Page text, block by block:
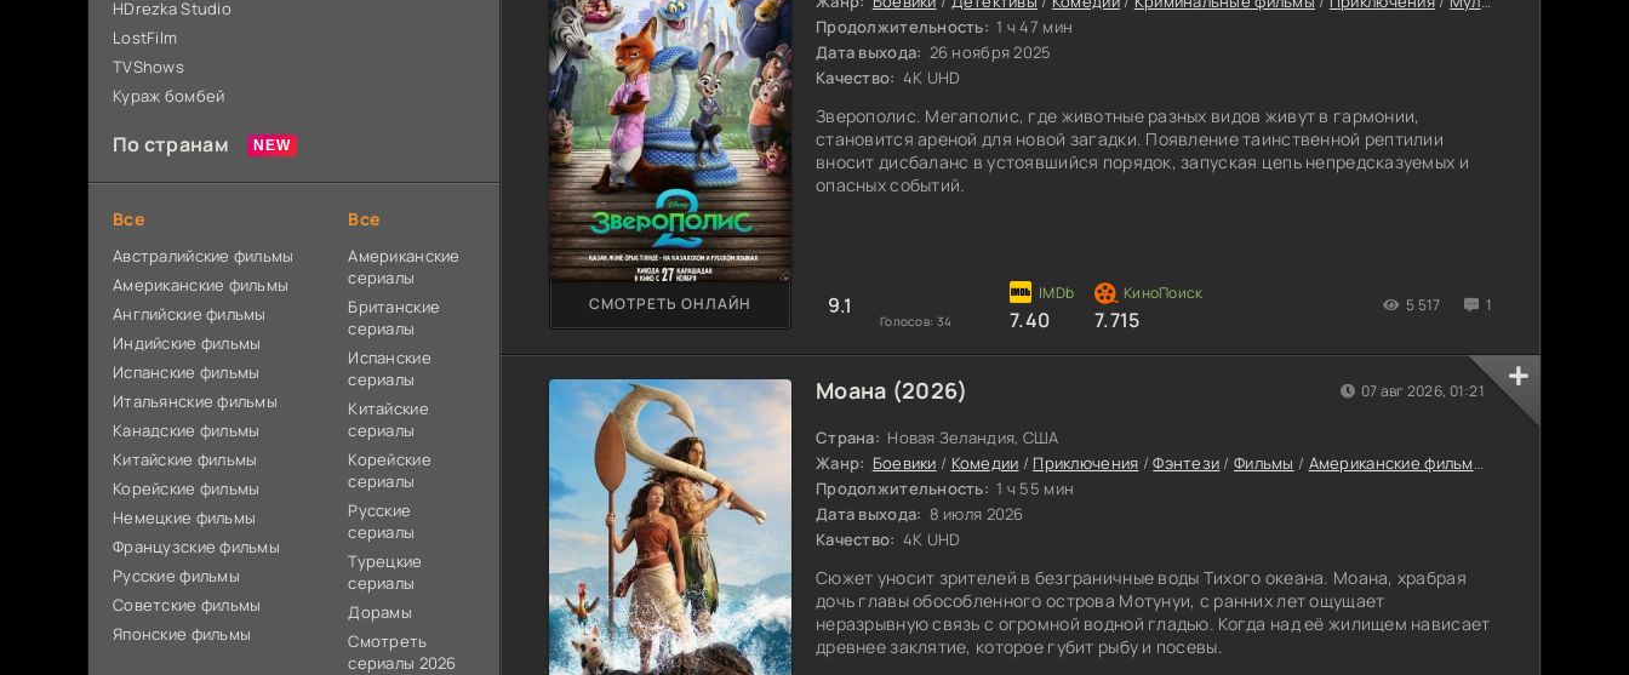
Продолжительность: 1 ч 47 мин
Дата выхода: 26 ноября 2025
Качество: 4K UHD
Зверополис. Мегаполис, где животные разных видов живут в гармонии,
становится ареной для новой загадки. Появление таинственной рептилии
вносит дисбаланс в устоявшийся порядок, запуская цепь непредсказуемых и
опасных событий.
СМОТРЕТЬ ОНЛАЙН 9.1
Голосов: 34 7.40 7.715
5 517 1
Моана (2026)
Страна: Новая Зеландия, США
Жанр: Боевики / Комедии / Приключения /Фэнтези /Фильмы / Американские фильмы
Продолжительность: 1 ч 55 мин
Дата выхода: 8 июля 2026
Качество: 4K UHD
Сюжет уносит зрителей в безграничные воды Тихого океана. Моана, храбрая
дочь главы обособленного острова Мотунуи, с ранних лет ощущает
неразрывную связь с огромной водной гладью. Когда над её жилищем нависает
древнее заклятие, которое губит рыбу и посевы.
07 авг 2026, 01:21
HDrezka Studio
LostFilm
TVShows
Кураж бомбей
По странам
Все
Австралийские фильмы
Американские фильмы
Английские фильмы
Индийские фильмы
Испанские фильмы
Итальянские фильмы
Канадские фильмы
Китайские фильмы
Корейские фильмы
Немецкие фильмы
Французские фильмы
Русские фильмы
Советские фильмы
Японские фильмы
Все
Американские
сериалы
Британские
сериалы
Испанские
сериалы
Китайские
сериалы
Корейские
сериалы
Русские
сериалы
Турецкие
сериалы
Дорамы
Смотреть
сериалы 2026